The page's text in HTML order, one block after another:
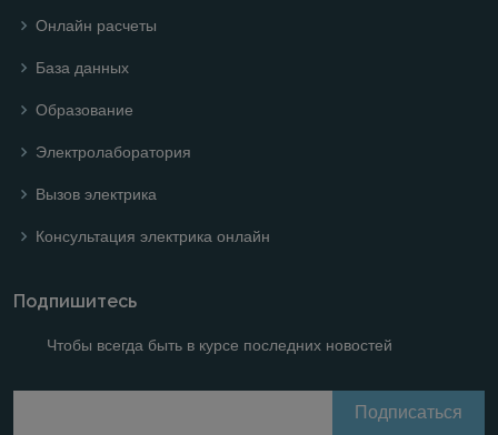
Онлайн расчеты
База данных
Образование
Электролаборатория
Вызов электрика
Консультация электрика онлайн
Подпишитесь
Чтобы всегда быть в курсе последних новостей